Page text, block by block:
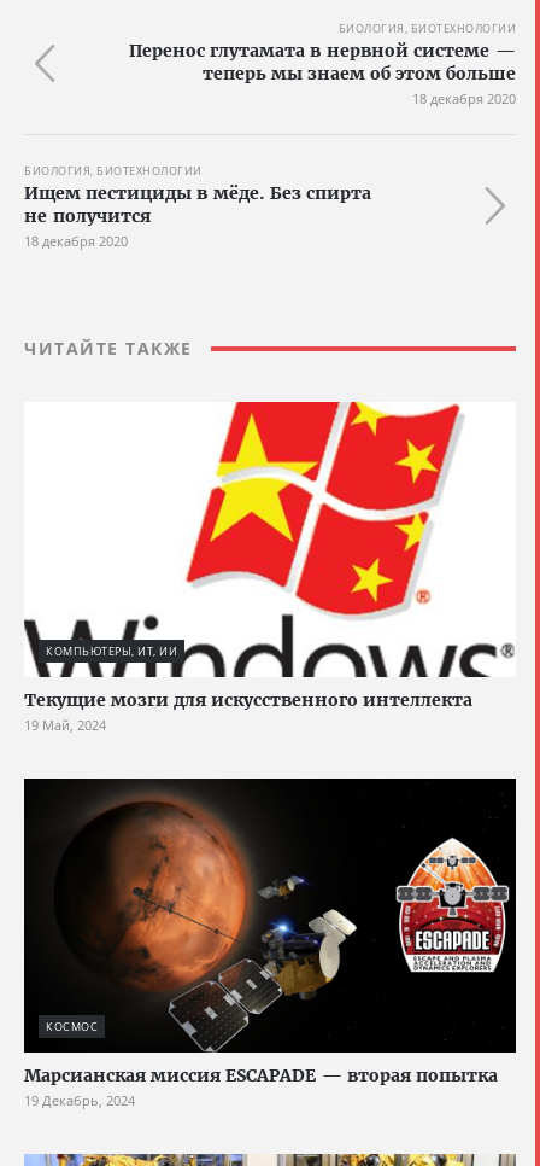
БИОЛОГИЯ, БИОТЕХНОЛОГИИ
Перенос глутамата в нервной системе —
теперь мы знаем об этом больше
18 декабря 2020
БИОЛОГИЯ, БИОТЕХНОЛОГИИ
Ищем пестициды в мёде. Без спирта
не получится
18 декабря 2020
ЧИТАЙТЕ ТАКЖЕ
КОМПЬЮТЕРЫ, ИТ, ИИ
Текущие мозги для искусственного интеллекта
19 Май, 2024
КОСМОС
Марсианская миссия ESCAPADE — вторая попытка
19 Декабрь, 2024